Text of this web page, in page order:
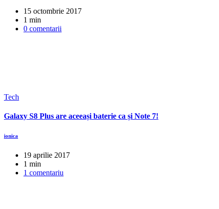
15 octombrie 2017
1 min
0 comentarii
Tech
Galaxy S8 Plus are aceeași baterie ca și Note 7!
ionica
19 aprilie 2017
1 min
1 comentariu